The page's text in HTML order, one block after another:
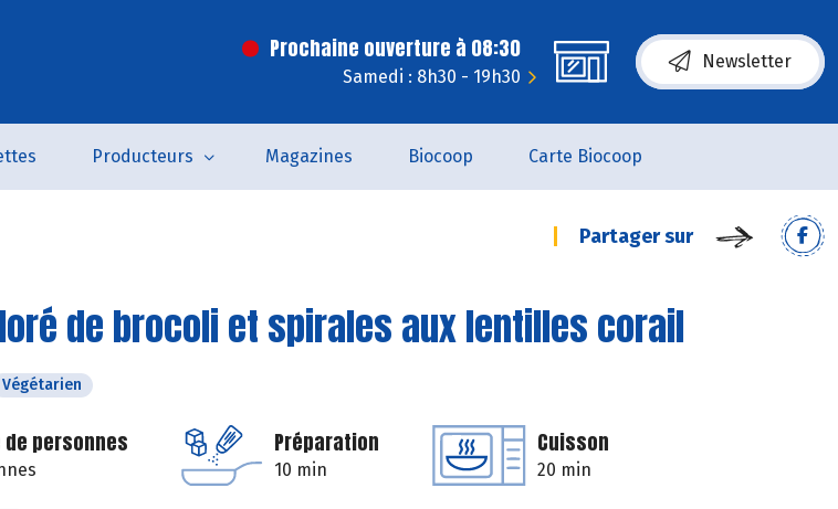
Prochaine ouverture à 08:30
Samedi : 8h30 - 19h30
Newsletter
Producteurs Magazines Biocoop Carte Biocoop
Partager sur
de brocoli et spirales aux lentilles corail
Végétarien
de personnes Préparation
10 min
Cuisson
20 min